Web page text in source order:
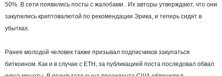
50%. В сети появились посты с жалобами . Их авторы утверждают, что они
закупились криптовалютой по рекомендации Эрика, и теперь сидят в
убытках.
Ранее молодой человек также призывал подписчиков закупаться
биткоином. Как и в случае с ETH, за публикацией поста последовал обвал